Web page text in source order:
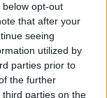
opt-out
that after your
seeing
utilized by
parties prior to
the further
parties on the
suoraanTwitteristä